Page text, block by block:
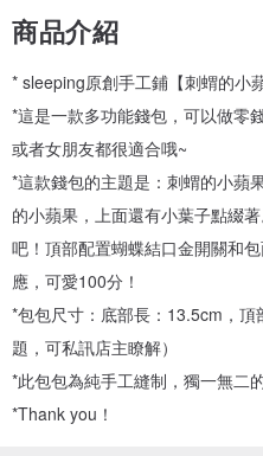
商品介紹
* sleeping原創手工鋪【刺蝟的小
*這是一款多功能錢包，可以做零
或者女朋友都很適合哦~
*這款錢包的主題是：刺蝟的小蘋
的小蘋果，上面還有小葉子點綴
吧！頂部配置蝴蝶結口金開關和
應，可愛100分！
*包包尺寸：底部長：13.5cm，
題，可私訊店主瞭解）
*此包包為純手工縫制，獨一無二
*Thank you！